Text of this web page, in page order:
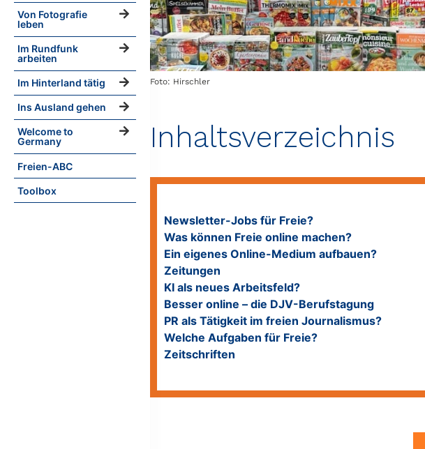
Von Fotografie
leben
Im Rundfunk
arbeiten
Im Hinterland tätig
Ins Ausland gehen
Welcome to
Germany
Freien-ABC
Toolbox
Foto: Hirschler
Inhaltsverzeichnis
Newsletter-Jobs für Freie?
Was können Freie online machen?
Ein eigenes Online-Medium aufbauen?
Zeitungen
KI als neues Arbeitsfeld?
Besser online – die DJV-Berufstagung
PR als Tätigkeit im freien Journalismus?
Welche Aufgaben für Freie?
Zeitschriften